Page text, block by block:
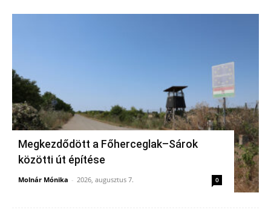
Megkezdődött a Főherceglak–Sárok
közötti út építése
Molnár Mónika - 2026, augusztus 7. 0